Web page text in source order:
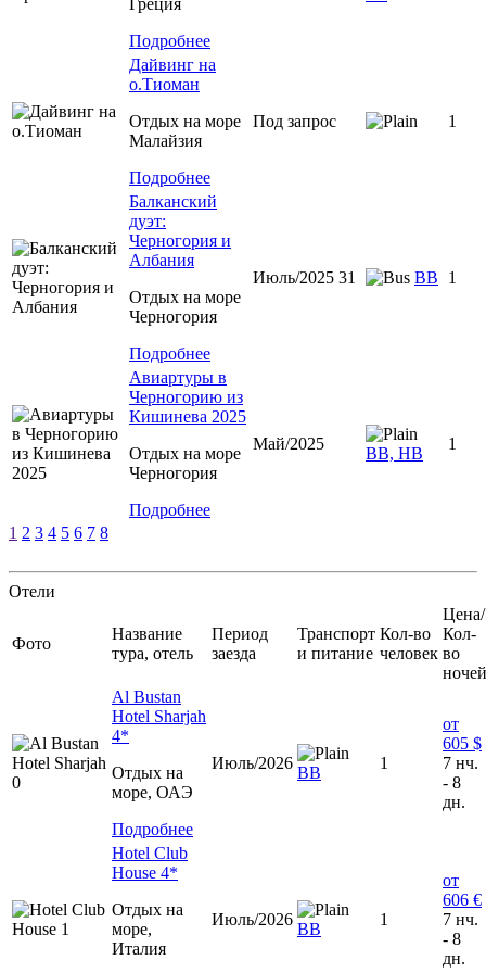
Подробнее
Дайвинг на
о.Тиоман
Отдых на море
Малайзия
Подробнее
Под запрос 1
Балканский
дуэт:
Черногория и
Албания
Отдых на море
Черногория
Подробнее
Июль/2025 31 ВВ 1
Авиартуры в
Черногорию из
Кишинева 2025
Отдых на море
Черногория
Подробнее
Май/2025
ВВ, НВ
1
1 2 3 4 5 6 7 8
Отели
Фото
Название
тура, отель
Период
заезда
Транспорт
и питание
Кол-во
человек
Цена/
Кол-
во
ночей
Al Bustan
Hotel Sharjah
4*
Отдых на
море, ОАЭ
Подробнее
Июль/2026
ВВ
1
от
605 $
7 нч.
- 8
дн.
Hotel Club
House 4*
Отдых на
море,
Италия
Июль/2026
ВВ
1
от
606 €
7 нч.
- 8
дн.